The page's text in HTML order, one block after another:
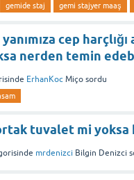
gemide staj gemi stajyer maaş
cep
nerden temin
ErhanKoc Miço sordu
tuvalet mi yoksa
mrdenizci Bilgin Denizci